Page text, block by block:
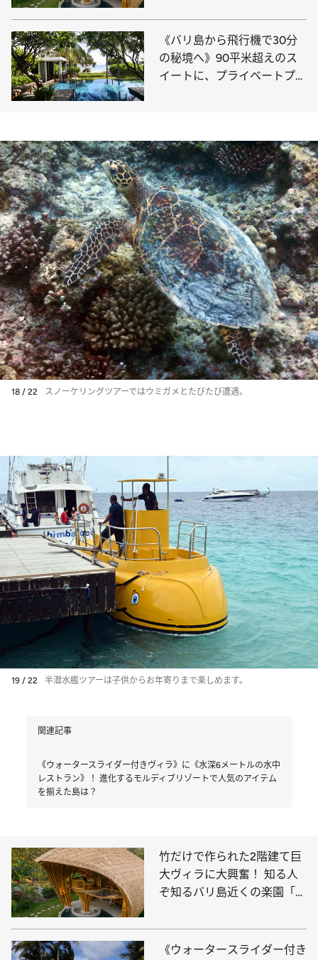
全レポート
《バリ島から飛行機で30分
の秘境へ》90平米超えのス
イートに、プライベートプー
18 / 22 スノーケリングツアーではウミガメとたびたび遭遇。
19 / 22 半潜水艦ツアーは子供からお年寄りまで楽しめます。
関連記事
《ウォータースライダー付きヴィラ》に《水深6メートルの水中
レストラン》！ 進化するモルディブリゾートで人気のアイテム
を揃えた島は？
竹だけで作られた2階建て巨
大ヴィラに大興奮！ 知る人
ぞ知るバリ島近くの楽園「ギ
全レポート
《ウォータースライダー付き